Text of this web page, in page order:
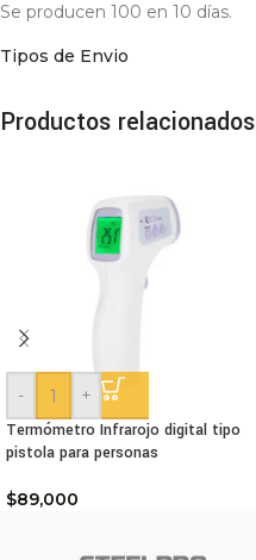
Se producen 100 en 10 días​.
Tipos de Envio
Productos relacionados
-
+
Termómetro Infrarojo digital tipo
pistola para personas
$89,000